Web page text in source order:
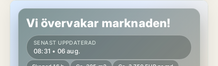
Kontor i Leonding, Oberösterreich
Vi övervakar marknaden!
SENAST UPPDATERAD
08:31 • 06 aug.